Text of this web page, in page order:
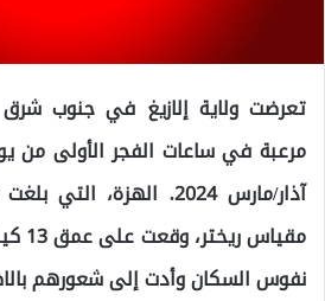
تعرضت ولاية إلازيغ في جنوب
نفوس السكان وأدت إلى شعورهم